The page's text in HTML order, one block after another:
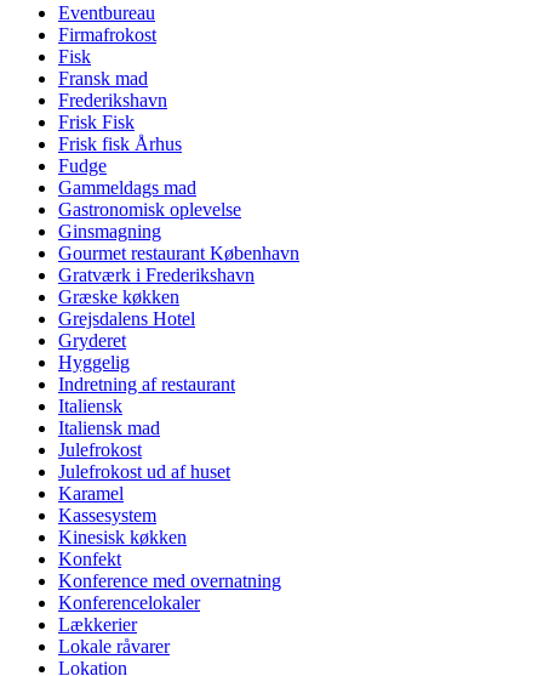
Eventbureau
Firmafrokost
Fisk
Fransk mad
Frederikshavn
Frisk Fisk
Frisk fisk Århus
Fudge
Gammeldags mad
Gastronomisk oplevelse
Ginsmagning
Gourmet restaurant København
Gratværk i Frederikshavn
Græske køkken
Grejsdalens Hotel
Gryderet
Hyggelig
Indretning af restaurant
Italiensk
Italiensk mad
Julefrokost
Julefrokost ud af huset
Karamel
Kassesystem
Kinesisk køkken
Konfekt
Konference med overnatning
Konferencelokaler
Lækkerier
Lokale råvarer
Lokation